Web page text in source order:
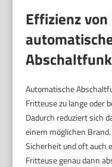
Effizienz
Automatische
Fritteuse zu lange oder
Dadurch reduziert sich
einem möglichen
Sicherheit und oft auch
Fritteuse genau dann